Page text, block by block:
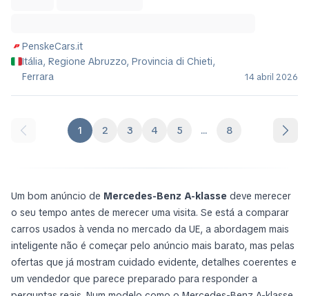
PenskeCars.it
Itália, Regione Abruzzo, Provincia di Chieti,
Ferrara
14 abril 2026
1 2 3 4 5 ... 8
Um bom anúncio de Mercedes-Benz A-klasse deve merecer
o seu tempo antes de merecer uma visita. Se está a comparar
carros usados à venda no mercado da UE, a abordagem mais
inteligente não é começar pelo anúncio mais barato, mas pelas
ofertas que já mostram cuidado evidente, detalhes coerentes e
um vendedor que parece preparado para responder a